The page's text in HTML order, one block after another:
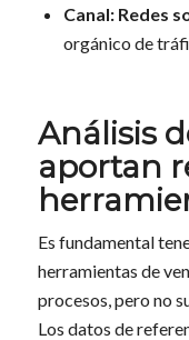
Canal: Redes
orgánico de
Análisis
aportan
Es fundamental
herramientas de
procesos, pero no
Los datos de